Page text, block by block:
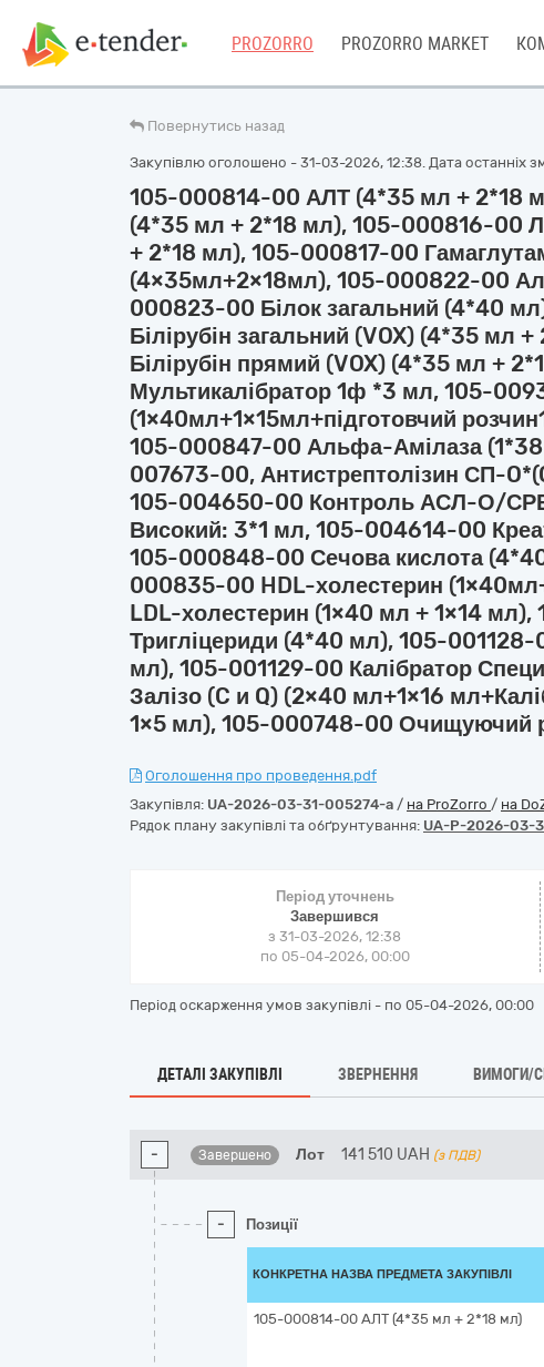
PROZORRO PROZORRO MARKET
Повернутись назад
Закупівлю оголошено - 31-03-2026, 12:38. Дата останніх
105-000814-00 АЛТ (4*35 мл + 2*18
(4*35 мл + 2*18 мл), 105-000816-00
+ 2*18 мл), 105-000817-00
(4×35мл+2×18мл), 105-000822-00
000823-00 Білок загальний (4*40
Білірубін загальний (VOX) (4*35 мл
Білірубін прямий (VOX) (4*35 мл +
Мультикалібратор 1ф *3 мл, 105-
(1×40мл+1×15мл+підготовчий
105-000847-00 Альфа-Амілаза
007673-00, Антистрептолізин СП-
105-004650-00 Контроль АСЛ-О/
Високий: 3*1 мл, 105-004614-00
105-000848-00 Сечова кислота
000835-00 HDL-холестерин
LDL-холестерин (1×40 мл + 1×14
Тригліцериди (4*40 мл), 105-001128-
мл), 105-001129-00 Калібратор
Залізо (C и Q) (2×40 мл+1×16
1×5 мл), 105-000748-00 Очищуючий
Оголошення про проведення.pdf
Закупівля: UA-2026-03-31-005274-a / на ProZorro / на
Рядок плану закупівлі та обґрунтування: UA-P-2026-03-
Період уточнень
Завершився
з 31-03-2026, 12:38
по 05-04-2026, 00:00
Період оскарження умов закупівлі - по 05-04-2026, 00:00
ДЕТАЛІ ЗАКУПІВЛІ ЗВЕРНЕННЯ ВИМОГИ/
- Завершено Лот 141 510 UAH (з ПДВ)
- Позиції
КОНКРЕТНА НАЗВА ПРЕДМЕТА ЗАКУПІВЛІ
105-000814-00 АЛТ (4*35 мл + 2*18 мл)